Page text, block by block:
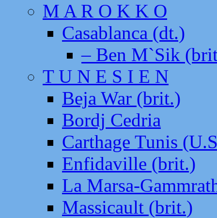
M A R O K K O
Casablanca (dt.)
– Ben M`Sik
T U N E S I E N
Beja War (brit.)
Bordj Cedria
Carthage Tunis
Enfidaville (brit.)
La Marsa-
Massicault (brit.)